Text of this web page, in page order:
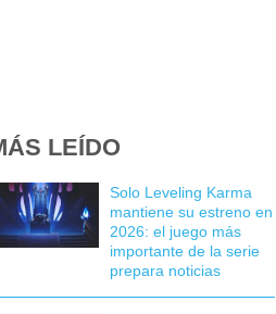
LEÍDO
Solo Leveling Karma
mantiene su estreno en
2026: el juego más
importante de la serie
prepara noticias